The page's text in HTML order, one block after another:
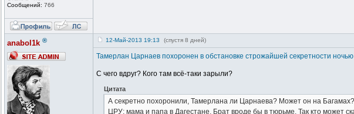
Сообщений: 766
anabol1k ® 12-Май-2013 19:13 (спустя 8 дней)
Тамерлан Царнаев похоронен в обстановке строжайшей секретности ночью
С чего вдруг? Кого там всё-таки зарыли?
Цитата
А секретно похоронили, Тамерлана ли Царнаева? Может он на
ЦРУ; мама и папа в Дагестане. Брат вроде бы в тюрьме. Так кто может